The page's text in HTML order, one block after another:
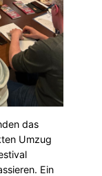
das
Umzug
Ein